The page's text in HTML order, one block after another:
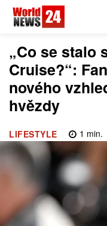
„Co se stalo
Cruise?“:
nového
hvězdy
LIFESTYLE 1 min.